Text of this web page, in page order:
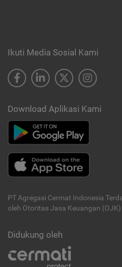
Ikuti Media Sosial Kami
Download Aplikasi Kami
PT Agregasi Cermat Indonesia
oleh Otoritas Jasa Keuangan (OJK)
Didukung oleh